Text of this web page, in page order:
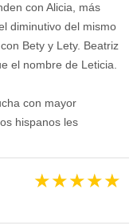
con Alicia, más
diminutivo del mismo
Bety y Lety. Beatriz
el nombre de Leticia.
con mayor
hispanos les
★★★★★